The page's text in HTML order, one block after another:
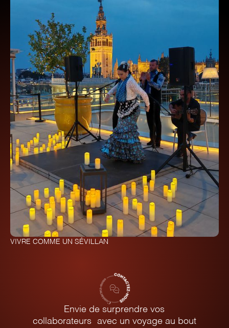
VIVRE COMME UN SÉVILLAN
Envie de surprendre vos
collaborateurs avec un voyage au bout